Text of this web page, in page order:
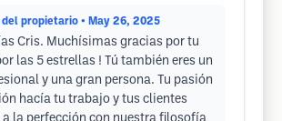
del propietario • May 26, 2025
Cris. Muchísimas gracias por tu
las 5 estrellas ! Tú también eres un
y una gran persona. Tu pasión
hacía tu trabajo y tus clientes